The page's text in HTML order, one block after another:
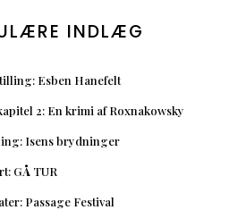
INDLÆG
Esben Hanefelt
2: En krimi af Roxnakowsky
Isens brydninger
GÅ TUR
Passage Festival